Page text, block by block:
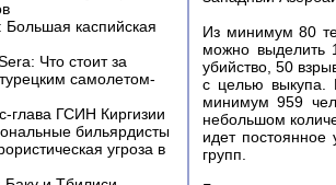
Большая каспийская
Что стоит за
самолетом-
глава ГСИН Киргизии
бильярдисты
угроза в
Из минимум 80
можно выделить
убийство, 50
с целью выкупа.
минимум 959
небольшом
идет постоянное
групп.